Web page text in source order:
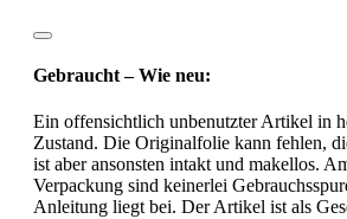
Gebraucht – Wie neu:
Ein offensichtlich unbenutzter Artikel in
Zustand. Die Originalfolie kann fehlen,
ist aber ansonsten intakt und makellos.
Verpackung sind keinerlei
Anleitung liegt bei. Der Artikel ist als